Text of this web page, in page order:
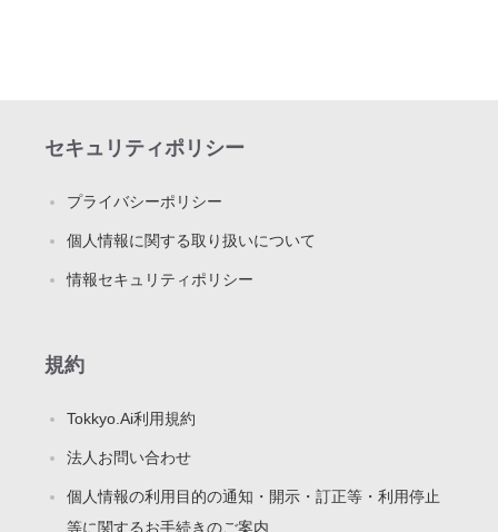
セキュリティポリシー
プライバシーポリシー
個人情報に関する取り扱いについて
情報セキュリティポリシー
規約
Tokkyo.Ai利用規約
法人お問い合わせ
個人情報の利用目的の通知・開示・訂正等・利用停止
等に関するお手続きのご案内